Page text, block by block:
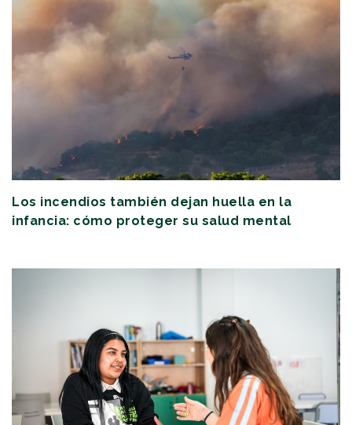
Los incendios también dejan huella en la
infancia: cómo proteger su salud mental